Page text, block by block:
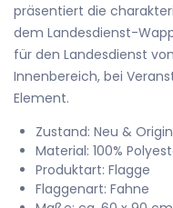
präsentiert die
dem Landesdienst-
für den Landesdienst
Innenbereich, bei
Element.
Zustand: Neu &
Material: 100%
Produktart: Flagge
Flaggenart: Fahne